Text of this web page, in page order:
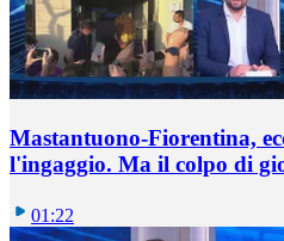
Mastantuono-Fiorentina,
l'ingaggio. Ma il colpo di
01:22